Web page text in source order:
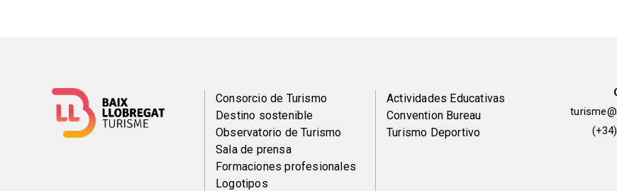
Menú
del
pie
Consorcio de Turismo
Destino sostenible
Observatorio de Turismo
Sala de prensa
Formaciones profesionales
Logotipos
Peu
de
Actividades Educativas
Convention Bureau
Turismo Deportivo